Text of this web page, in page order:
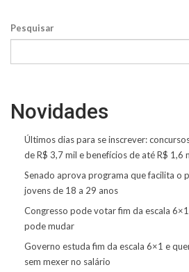
Pesquisar
Novidades
Últimos dias para se inscrever:
de R$ 3,7 mil e benefícios de até R$ 1,6
Senado aprova programa que facilita o
jovens de 18 a 29 anos
Congresso pode votar fim da escala
pode mudar
Governo estuda fim da escala 6×1 e
sem mexer no salário